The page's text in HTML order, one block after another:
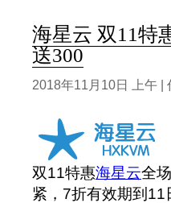
海星云 双11特
送300
2018年11月10日 上午 |
双11特惠海星云全
紧，7折有效期到11